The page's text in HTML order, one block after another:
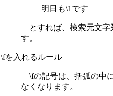
明日も\1です
とすれば、検索元文字
す。
\fを入れるルール
\fの記号は、括弧の中
なくなります。